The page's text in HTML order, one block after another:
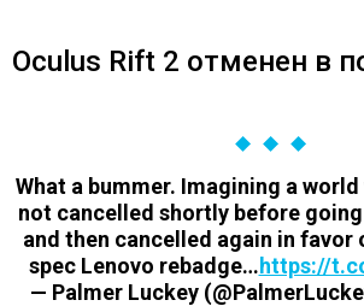
Oculus Rift 2 отменен в
What a bummer. Imagining a
not cancelled shortly before
and then cancelled again in favor
spec Lenovo rebadge…https://
— Palmer Luckey